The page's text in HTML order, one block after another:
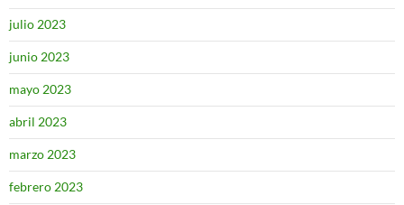
julio 2023
junio 2023
mayo 2023
abril 2023
marzo 2023
febrero 2023